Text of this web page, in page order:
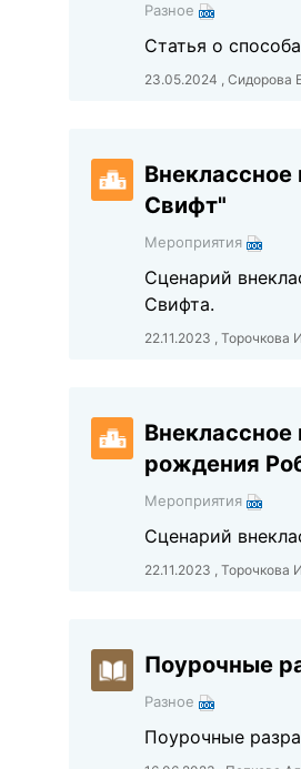
Разное
Статья о
23.05.2024 , Сидорова
Свифт"
Мероприятия
Сценарий
Свифта.
22.11.2023 , Торочкова
Внеклассное
рождения
Мероприятия
Сценарий
22.11.2023 , Торочкова
Поурочные
Разное
Поурочные